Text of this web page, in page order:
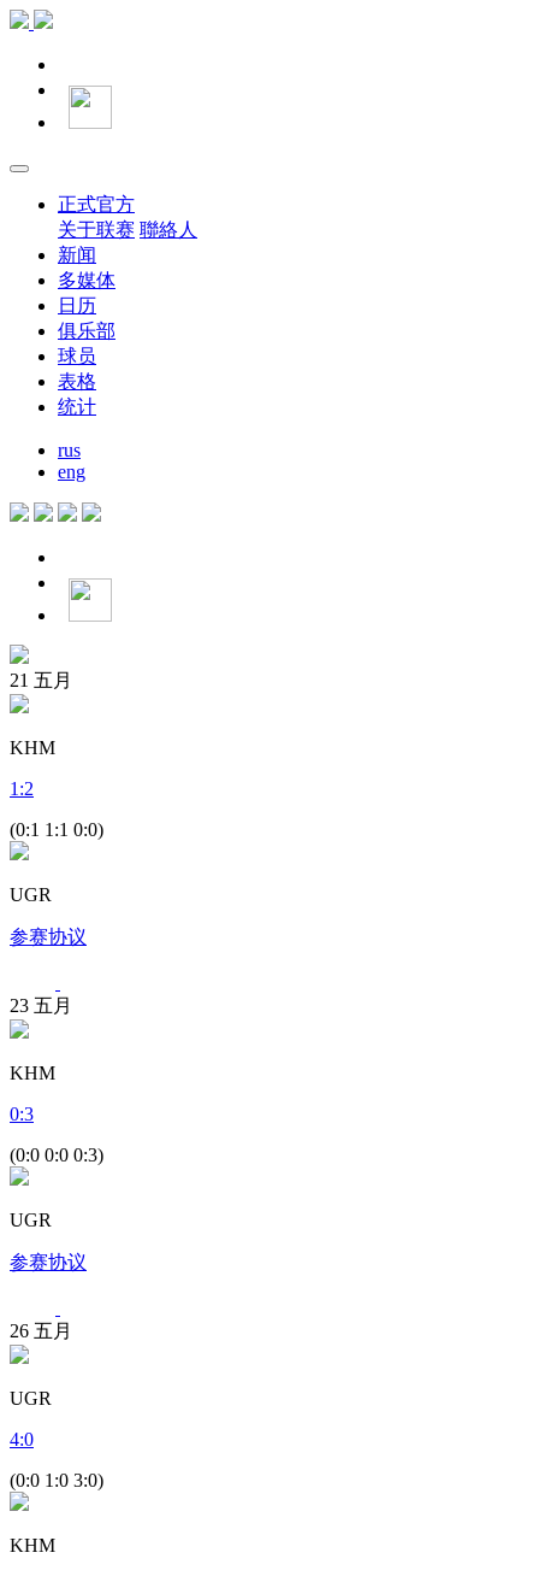
正式官方
关于联赛 聯絡人
新闻
多媒体
日历
俱乐部
球员
表格
统计
rus
eng
21 五月
KHM
1 :2
(0:1 1:1 0:0)
UGR
参赛协议
23 五月
KHM
0:3
(0:0 0:0 0:3)
UGR
参赛协议
26 五月
UGR
4:0
(0:0 1:0 3:0)
KHM